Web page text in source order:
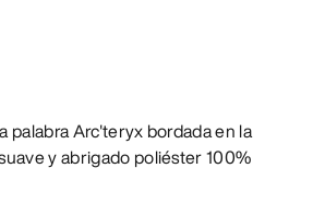
palabra Arc'teryx bordada en la
y abrigado poliéster 100%